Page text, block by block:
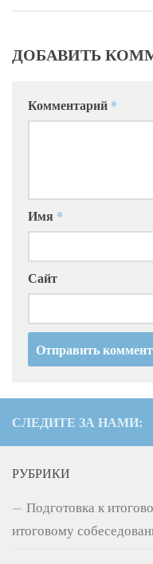
ДОБАВИТЬ
Комментарий *
Имя *
Сайт
СЛЕДИТЕ ЗА НАМИ:
РУБРИКИ
Подготовка к
итоговому